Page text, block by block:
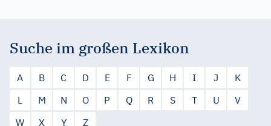
Suche im großen Lexikon
A B C D E F G H I J
K
L
M N O P Q R S T U
V
W
X Y Z